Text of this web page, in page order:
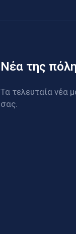
Νέα της
Τα τελευταία νέα
σας.